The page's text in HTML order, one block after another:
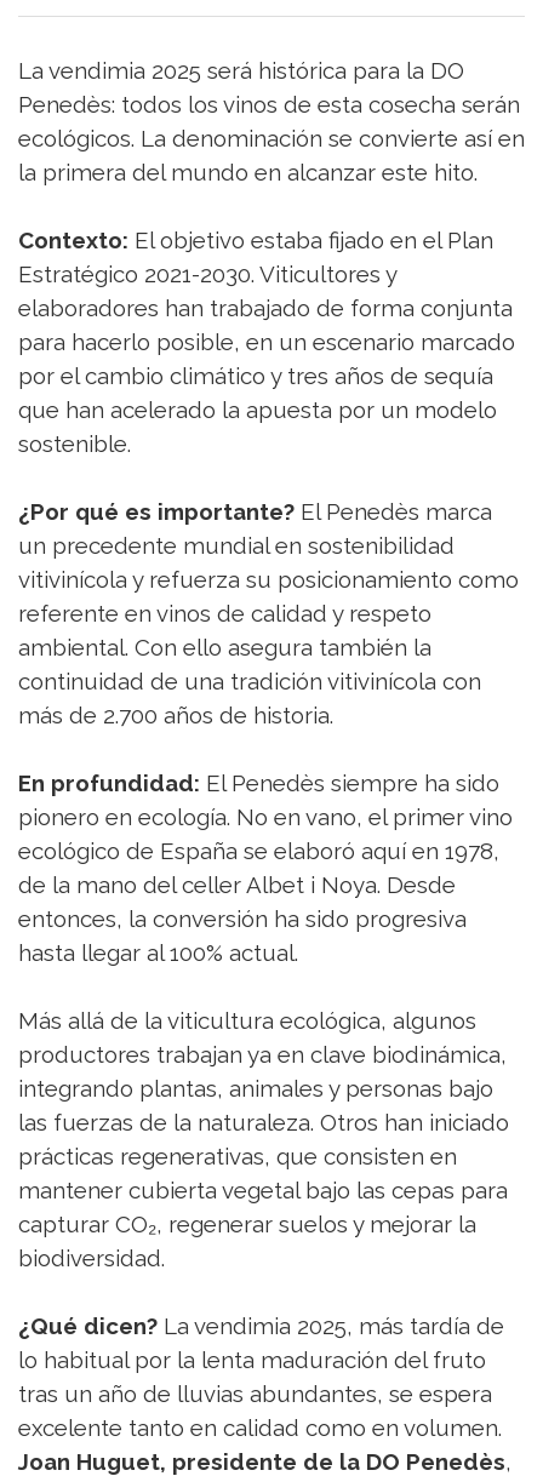
La vendimia 2025 será histórica para la DO
Penedès: todos los vinos de esta cosecha serán
ecológicos. La denominación se convierte así en
la primera del mundo en alcanzar este hito.
Contexto: El objetivo estaba fijado en el Plan
Estratégico 2021-2030. Viticultores y
elaboradores han trabajado de forma conjunta
para hacerlo posible, en un escenario marcado
por el cambio climático y tres años de sequía
que han acelerado la apuesta por un modelo
sostenible.
¿Por qué es importante? El Penedès marca
un precedente mundial en sostenibilidad
vitivinícola y refuerza su posicionamiento como
referente en vinos de calidad y respeto
ambiental. Con ello asegura también la
continuidad de una tradición vitivinícola con
más de 2.700 años de historia.
En profundidad: El Penedès siempre ha sido
pionero en ecología. No en vano, el primer vino
ecológico de España se elaboró aquí en 1978,
de la mano del celler Albet i Noya. Desde
entonces, la conversión ha sido progresiva
hasta llegar al 100% actual.
Más allá de la viticultura ecológica, algunos
productores trabajan ya en clave biodinámica,
integrando plantas, animales y personas bajo
las fuerzas de la naturaleza. Otros han iniciado
prácticas regenerativas, que consisten en
mantener cubierta vegetal bajo las cepas para
capturar CO₂, regenerar suelos y mejorar la
biodiversidad.
¿Qué dicen? La vendimia 2025, más tardía de
lo habitual por la lenta maduración del fruto
tras un año de lluvias abundantes, se espera
excelente tanto en calidad como en volumen.
Joan Huguet, presidente de la DO Penedès,